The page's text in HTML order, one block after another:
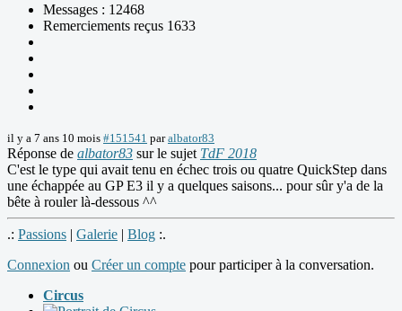
Messages : 12468
Remerciements reçus 1633
il y a 7 ans 10 mois #151541 paralbator83
Réponse de albator83 sur le sujet TdF 2018
C'est le type qui avait tenu en échec trois ou quatre QuickStep dans
une échappée au GP E3 il y a quelques saisons... pour sûr y'a de la
bête à rouler là-dessous ^^
.: Passions | Galerie | Blog :.
Connexion ou Créer un compte pour participer à la conversation.
Circus